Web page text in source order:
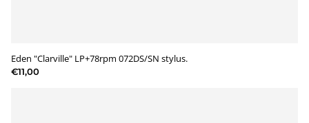
Eden "Clarville" LP+78rpm 072DS/SN stylus.
€11,00